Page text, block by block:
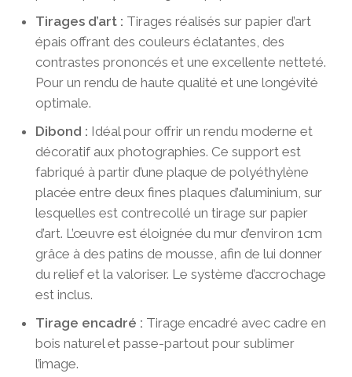
Tirages d’art : Tirages réalisés sur papier d’art
épais offrant des couleurs éclatantes, des
contrastes prononcés et une excellente netteté.
Pour un rendu de haute qualité et une longévité
optimale.
Dibond : Idéal pour offrir un rendu moderne et
décoratif aux photographies. Ce support est
fabriqué à partir d’une plaque de polyéthylène
placée entre deux fines plaques d’aluminium, sur
lesquelles est contrecollé un tirage sur papier
d’art. L’œuvre est éloignée du mur d’environ 1cm
grâce à des patins de mousse, afin de lui donner
du relief et la valoriser. Le système d’accrochage
est inclus.
Tirage encadré : Tirage encadré avec cadre en
bois naturel et passe-partout pour sublimer
l’image.